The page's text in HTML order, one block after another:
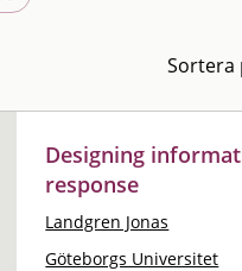
Sortera
Designing
response
Landgren Jonas
Göteborgs Universitet